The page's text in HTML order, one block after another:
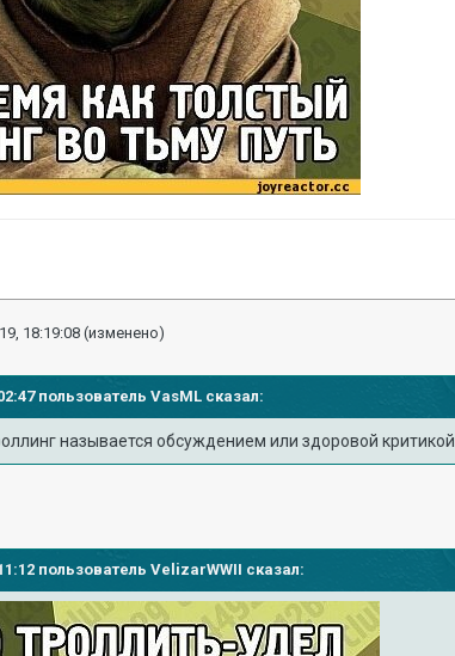
18:19:08 (изменено)
пользовательVasML сказал:
называется обсуждением или здоровой критикой.
пользовательVelizarWWII сказал: